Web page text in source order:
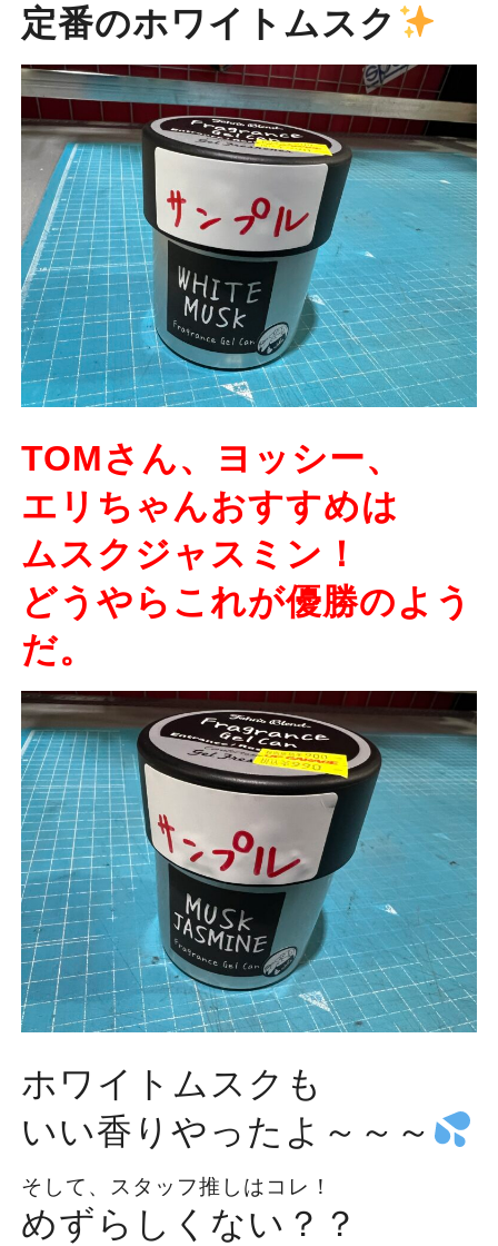
定番のホワイトムスク
TOMさん、ヨッシー、
エリちゃんおすすめは
ムスクジャスミン！
どうやらこれが優勝のよう
だ。
ホワイトムスクも
いい香りやったよ～～～
そして、スタッフ推しはコレ！
めずらしくない？？